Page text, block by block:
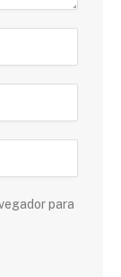
para